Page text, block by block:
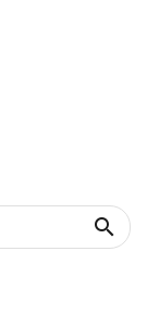
search